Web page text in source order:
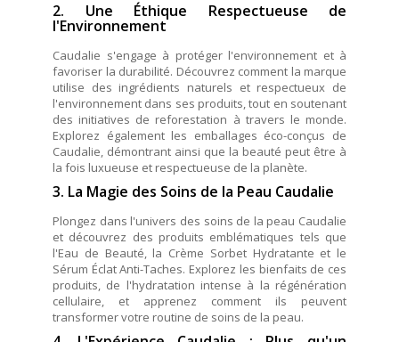
2. Une Éthique Respectueuse de
l'Environnement
Caudalie s'engage à protéger l'environnement et à
favoriser la durabilité. Découvrez comment la marque
utilise des ingrédients naturels et respectueux de
l'environnement dans ses produits, tout en soutenant
des initiatives de reforestation à travers le monde.
Explorez également les emballages éco-conçus de
Caudalie, démontrant ainsi que la beauté peut être à
la fois luxueuse et respectueuse de la planète.
3. La Magie des Soins de la Peau Caudalie
Plongez dans l'univers des soins de la peau Caudalie
et découvrez des produits emblématiques tels que
l'Eau de Beauté, la Crème Sorbet Hydratante et le
Sérum Éclat Anti-Taches. Explorez les bienfaits de ces
produits, de l'hydratation intense à la régénération
cellulaire, et apprenez comment ils peuvent
transformer votre routine de soins de la peau.